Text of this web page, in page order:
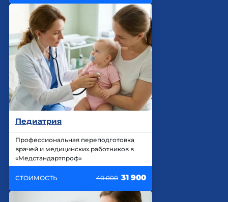
Педиатрия
Профессиональная переподготовка
врачей и медицинских работников в
«Медстандартпроф»
СТОИМОСТЬ 40 000 31 900